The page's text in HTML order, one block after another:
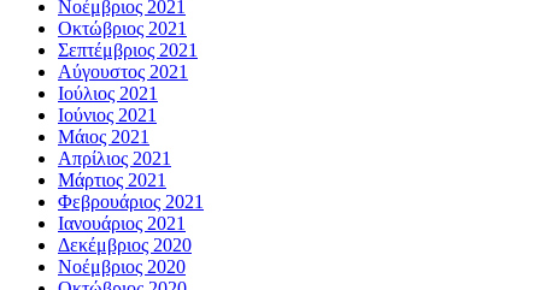
Νοέμβριος 2021
Οκτώβριος 2021
Σεπτέμβριος 2021
Αύγουστος 2021
Ιούλιος 2021
Ιούνιος 2021
Μάιος 2021
Απρίλιος 2021
Μάρτιος 2021
Φεβρουάριος 2021
Ιανουάριος 2021
Δεκέμβριος 2020
Νοέμβριος 2020